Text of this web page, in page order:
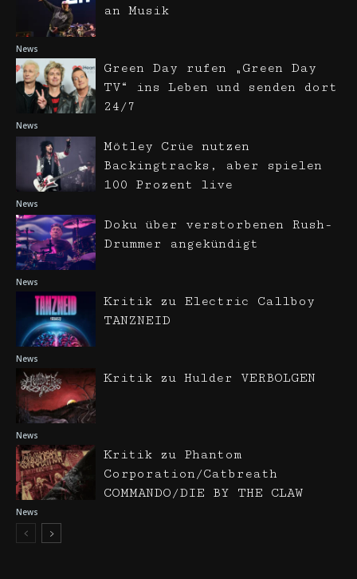
News
an Musik
News
Green Day rufen „Green Day
TV“ ins Leben und senden dort
24/7
News
Mötley Crüe nutzen
Backingtracks, aber spielen
100 Prozent live
News
Doku über verstorbenen Rush-
Drummer angekündigt
News
Kritik zu Electric Callboy
TANZNEID
News
Kritik zu Hulder VERBOLGEN
News
Kritik zu Phantom
Corporation/Catbreath
COMMANDO/DIE BY THE CLAW